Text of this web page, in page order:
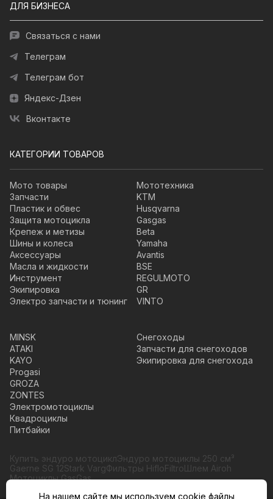
ДЛЯ БИЗНЕСА
Связаться с нами
Телеграм
Телеграм бот
Яндекс-Дзен
Вконтакте
КАТЕГОРИИ ТОВАРОВ
Мото товары
Запчасти
Пластик и обвес
Защита мотоцикла
Крепеж и метизы
Шины и колеса
Аксессуары
Масла и жидкости
Инструмент
Экипировка
Электро запчасти и тюнинг
Мототехника
KTM
Husqvarna
Gasgas
Beta
Yamaha
Avantis
BSE
REGULMOTO
GR
VINTO
MINSK
ATAKI
KAYO
Progasi
GROZA
ZONTES
Электромотоциклы
Квадроциклы
Питбайки
Снегоходы
Запчасти для снегоходов
Экипировка для снегохода
Купить эндуро мотоциклЭндуро мотоциклы 250 см³
Gaerne SG 12Stark VargФильтры HifloFiltroШлем Airoh
Мотоциклы GasGas
На нашем сайте мы используем cookie файлы